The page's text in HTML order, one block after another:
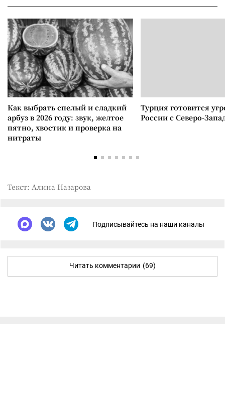
Как выбрать спелый и сладкий
арбуз в 2026 году: звук, желтое
пятно, хвостик и проверка на
нитраты
Турция готовится
России с Северо-
Текст: Алина Назарова
Подписывайтесь на наши каналы
Читать комментарии (69)